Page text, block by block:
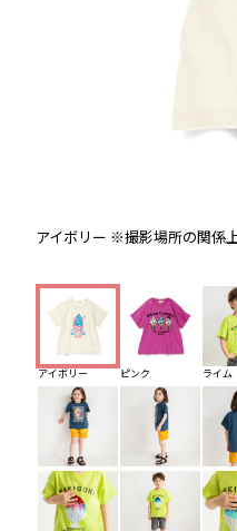
アイボリー ※撮影場所の関係
アイボリー ピンク ライム